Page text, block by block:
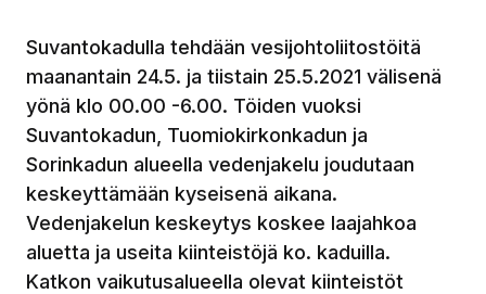
Suvantokadulla tehdään vesijohtoliitostöitä
maanantain 24.5. ja tiistain 25.5.2021 välisenä
yönä klo 00.00 -6.00. Töiden vuoksi
Suvantokadun, Tuomiokirkonkadun ja
Sorinkadun alueella vedenjakelu joudutaan
keskeyttämään kyseisenä aikana.
Vedenjakelun keskeytys koskee laajahkoa
aluetta ja useita kiinteistöjä ko. kaduilla.
Katkon vaikutusalueella olevat kiinteistöt